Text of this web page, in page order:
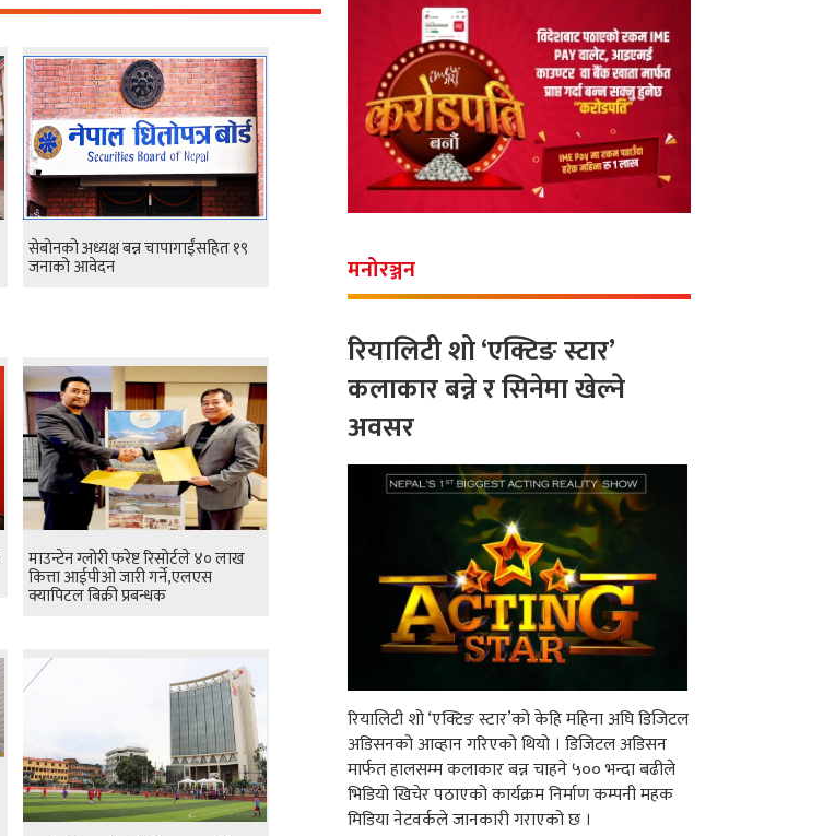
सेबोनको अध्यक्ष बन्न चापागाईंसहित १९
जनाको आवेदन
माउन्टेन ग्लोरी फरेष्ट रिसोर्टले ४० लाख
कित्ता आईपीओ जारी गर्ने,एलएस
क्यापिटल बिक्री प्रबन्धक
मनोरञ्जन
रियालिटी शो ‘एक्टिङ स्टार’
कलाकार बन्ने र सिनेमा खेल्ने
अवसर
रियालिटी शो ‘एक्टिङ स्टार’को केहि महिना अघि डिजिटल
अडिसनको आव्हान गरिएको थियो । डिजिटल अडिसन
मार्फत हालसम्म कलाकार बन्न चाहने ५०० भन्दा बढीले
भिडियो खिचेर पठाएको कार्यक्रम निर्माण कम्पनी महक
मिडिया नेटवर्कले जानकारी गराएको छ ।